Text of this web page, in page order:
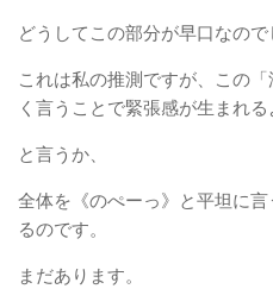
どうしてこの部分が早口なので
これは私の推測ですが、この
く言うことで緊張感が生まれる
と言うか、
全体を《のぺーっ》と平坦に
るのです。
まだあります。